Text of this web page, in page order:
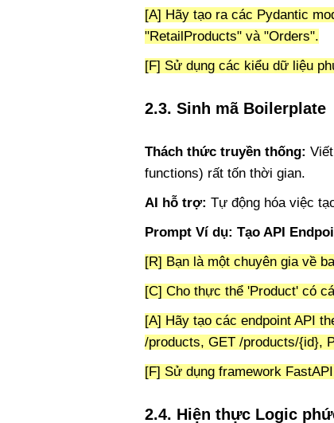
[A] Hãy tạo ra các Pydantic
"RetailProducts" và "Orders".
[F] Sử dụng các kiểu dữ liệu
2.3. Sinh mã Boilerplate
Thách thức truyền thống:
functions) rất tốn thời gian.
AI hỗ trợ: Tự động hóa việc
Prompt Ví dụ: Tạo API
[R] Bạn là một chuyên gia về
[C] Cho thực thể 'Product' có
[A] Hãy tạo các endpoint API
/products, GET /products/{id},
[F] Sử dụng framework
2.4. Hiện thực Logic